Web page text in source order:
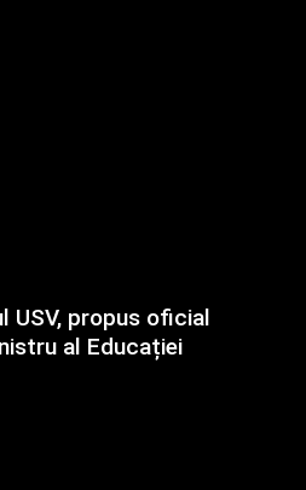
USV, propus oficial
al Educației